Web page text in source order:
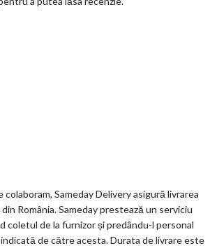
colaboram, Sameday Delivery asigură livrarea
România. Sameday prestează un serviciu
coletul de la furnizor și predându-l personal
de către acesta. Durata de livrare este